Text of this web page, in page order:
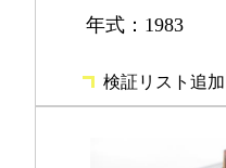
年式：1983
検証リスト追加